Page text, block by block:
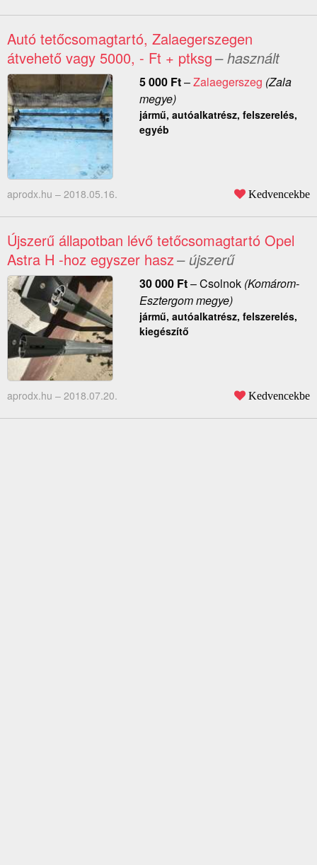
Autó tetőcsomagtartó, Zalaegerszegen
átvehető vagy 5000, - Ft + ptksg– használt
5 000 Ft–Zalaegerszeg (Zala
megye)
jármű, autóalkatrész, felszerelés,
egyéb
aprodx.hu – 2018.05.16. Kedvencekbe
Újszerű állapotban lévő tetőcsomagtartó Opel
Astra H -hoz egyszer hasz– újszerű
30 000 Ft–Csolnok(Komárom-
Esztergom megye)
jármű, autóalkatrész, felszerelés,
kiegészítő
aprodx.hu – 2018.07.20. Kedvencekbe